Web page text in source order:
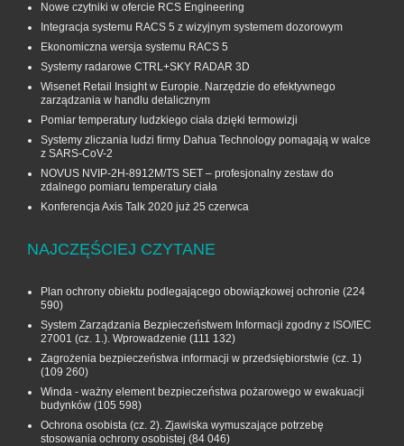
Nowe czytniki w ofercie RCS Engineering
Integracja systemu RACS 5 z wizyjnym systemem dozorowym
Ekonomiczna wersja systemu RACS 5
Systemy radarowe CTRL+SKY RADAR 3D
Wisenet Retail Insight w Europie. Narzędzie do efektywnego
zarządzania w handlu detalicznym
Pomiar temperatury ludzkiego ciała dzięki termowizji
Systemy zliczania ludzi firmy Dahua Technology pomagają w walce
z SARS-CoV-2
NOVUS NVIP-2H-8912M/TS SET – profesjonalny zestaw do
zdalnego pomiaru temperatury ciała
Konferencja Axis Talk 2020 już 25 czerwca
NAJCZĘŚCIEJ CZYTANE
Plan ochrony obiektu podlegającego obowiązkowej ochronie (224
590)
System Zarządzania Bezpieczeństwem Informacji zgodny z ISO/IEC
27001 (cz. 1.). Wprowadzenie (111 132)
Zagrożenia bezpieczeństwa informacji w przedsiębiorstwie (cz. 1)
(109 260)
Winda - ważny element bezpieczeństwa pożarowego w ewakuacji
budynków (105 598)
Ochrona osobista (cz. 2). Zjawiska wymuszające potrzebę
stosowania ochrony osobistej (84 046)